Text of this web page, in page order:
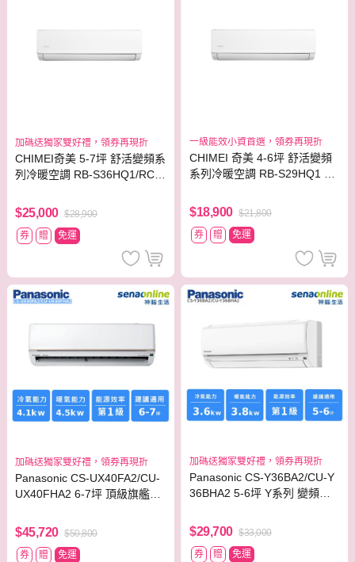
加碼送獨家雙好禮，領券再現折
CHIMEI奇美 5-7坪 舒活變頻系
列冷暖空調 RB-S36HQ1/RC-S
$25,000 $28,900
券
贈 免運
一級能效小資首選，領券再現折
CHIMEI 奇美 4-6坪 舒活變頻
系列冷暖空調 RB-S29HQ1 R
$18,900 $21,800
券
贈 免運
加碼送獨家雙好禮，領券再現折
Panasonic CS-UX40FA2/CU-
UX40FHA2 6-7坪 頂級旗艦系
$45,720 $50,800
券
贈 免運
加碼送獨家雙好禮，領券再現折
Panasonic CS-Y36BA2/CU-Y
36BHA2 5-6坪 Y系列 變頻冷
$29,700 $33,000
券
贈 免運